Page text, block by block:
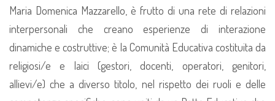
Maria Domenica Mazzarello, è frutto di una rete di relazioni
interpersonali che creano esperienze di interazione
dinamiche e costruttive; è la Comunità Educativa costituita da
religiosi/e e laici (gestori, docenti, operatori, genitori,
allievi/e) che a diverso titolo, nel rispetto dei ruoli e delle